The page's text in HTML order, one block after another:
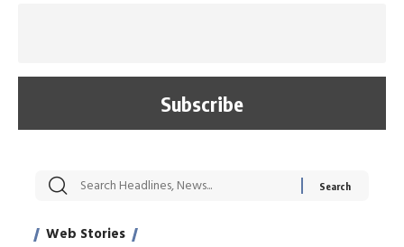
Web Stories
सट्टेबाजी में अरेस्ट हुए
साहिल खान
रोज एक कच्चे लहसुन